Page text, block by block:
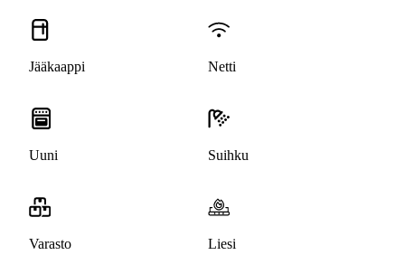
Jääkaappi Netti
Uuni Suihku
Varasto Liesi